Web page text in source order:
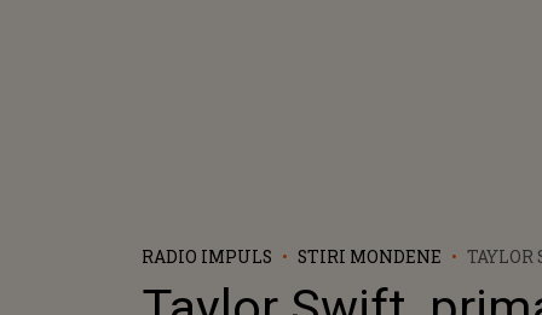
RADIO IMPULS STIRI MONDENE
TAYLOR
ISTORIA